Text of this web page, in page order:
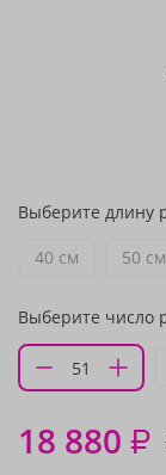
Выберите длину
40 см
50 см
Выберите число
18 880 ₽